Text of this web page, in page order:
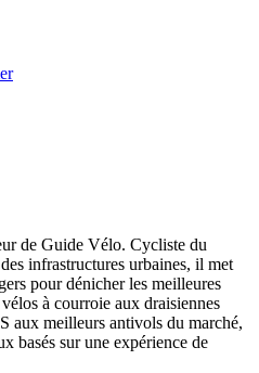
de Guide Vélo. Cycliste du
infrastructures urbaines, il met
pour dénicher les meilleures
à courroie aux draisiennes
aux meilleurs antivols du marché,
basés sur une expérience de